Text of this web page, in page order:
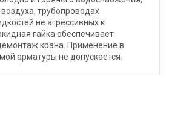
трубопроводах
не агрессивных к
гайка обеспечивает
крана. Применение в
арматуры не допускается.